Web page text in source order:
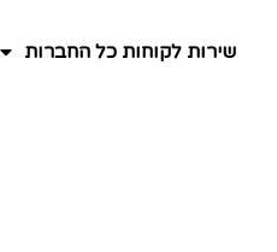
שירות לקוחות כל החברות